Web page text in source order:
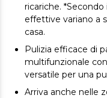
ricariche.
effettive variano a
casa.
Pulizia efficace di
multifunzionale
versatile per una
Arriva anche nelle